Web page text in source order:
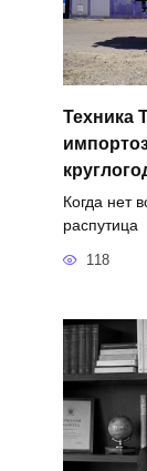
Техника
Когда нет
распутица
118